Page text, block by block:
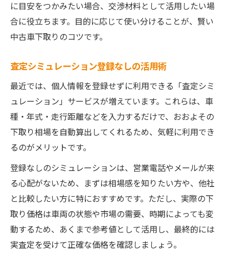
に目安をつかみたい場合、交渉材料として活用したい場
合に役立ちます。目的に応じて使い分けることが、賢い
中古車下取りのコツです。
査定シミュレーション登録なしの活用術
最近では、個人情報を登録せずに利用できる「査定シミ
ュレーション」サービスが増えています。これらは、車
種・年式・走行距離などを入力するだけで、おおよその
下取り相場を自動算出してくれるため、気軽に利用でき
るのがメリットです。
登録なしのシミュレーションは、営業電話やメールが来
る心配がないため、まずは相場感を知りたい方や、他社
と比較したい方に特におすすめです。ただし、実際の下
取り価格は車両の状態や市場の需要、時期によっても変
動するため、あくまで参考値として活用し、最終的には
実査定を受けて正確な価格を確認しましょう。